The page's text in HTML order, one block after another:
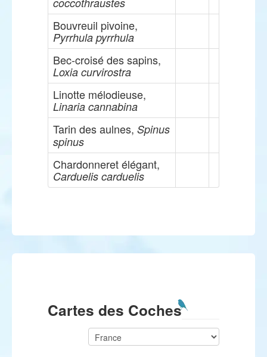
Bouvreuil pivoine,
Pyrrhula pyrrhula
Bec-croisé des sapins,
Loxia curvirostra
Linotte mélodieuse,
Linaria cannabina
Tarin des aulnes, Spinus
spinus
Chardonneret élégant,
Carduelis carduelis
Cartes des Coches